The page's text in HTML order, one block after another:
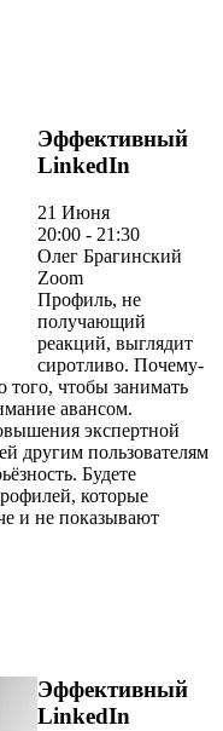
Эффективный
LinkedIn
21 Июня
20:00 - 21:30
Олег Брагинский
Zoom
Профиль, не
получающий
реакций, выглядит
сиротливо. Почему-
того, чтобы занимать
авансом.
экспертной
другим пользователям
Будете
которые
и не показывают
Эффективный
LinkedIn